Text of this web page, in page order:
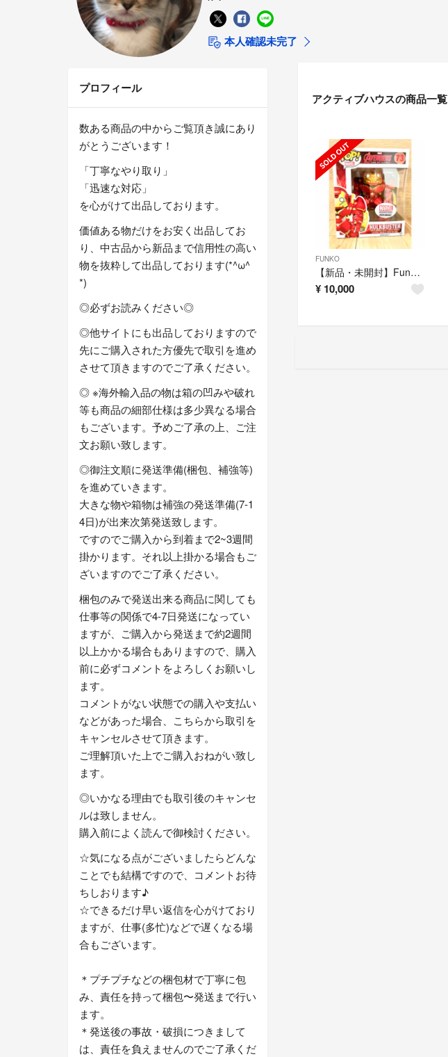
本人確認未完了
アクティブハウスの商品一覧
FUNKO
【新品・未開封】Funko Pop! マーベル コレクターコープ限定版シール付き
¥ 10,000
プロフィール
数ある商品の中からご覧頂き誠にあり
がとうございます！
「丁寧なやり取り」
「迅速な対応」
を心がけて出品しております。
価値ある物だけをお安く出品してお
り、中古品から新品まで信用性の高い
物を抜粋して出品しております(*^ω^
*)
◎必ずお読みください◎
◎他サイトにも出品しておりますので
先にご購入された方優先で取引を進め
させて頂きますのでご了承ください。
◎ ※海外輸入品の物は箱の凹みや破れ
等も商品の細部仕様は多少異なる場合
もございます。予めご了承の上、ご注
文お願い致します。
◎御注文順に発送準備(梱包、補強等)
を進めていきます。
大きな物や箱物は補強の発送準備(7-1
4日)が出来次第発送致します。
ですのでご購入から到着まで2~3週間
掛かります。それ以上掛かる場合もご
ざいますのでご了承ください。
梱包のみで発送出来る商品に関しても
仕事等の関係で4-7日発送になってい
ますが、ご購入から発送まで約2週間
以上かかる場合もありますので、購入
前に必ずコメントをよろしくお願いし
ます。
コメントがない状態での購入や支払い
などがあった場合、こちらから取引を
キャンセルさせて頂きます。
ご理解頂いた上でご購入おねがい致し
ます。
◎いかなる理由でも取引後のキャンセ
ルは致しません。
購入前によく読んで御検討ください。
☆気になる点がございましたらどんな
ことでも結構ですので、コメントお待
ちしおります♪
☆できるだけ早い返信を心がけており
ますが、仕事(多忙)などで遅くなる場
合もございます。
＊プチプチなどの梱包材で丁寧に包
み、責任を持って梱包〜発送まで行い
ます。
＊発送後の事故・破損につきまして
は、責任を負えませんのでご了承くだ